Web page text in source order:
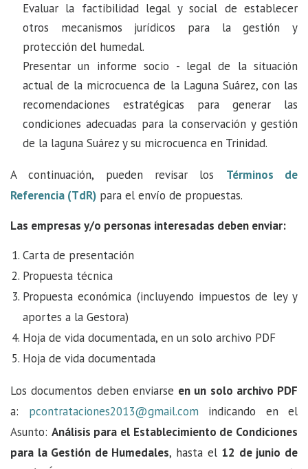
Evaluar la factibilidad legal y social de establecer
otros mecanismos jurídicos para la gestión y
protección del humedal.
Presentar un informe socio - legal de la situación
actual de la microcuenca de la Laguna Suárez, con las
recomendaciones estratégicas para generar las
condiciones adecuadas para la conservación y gestión
de la laguna Suárez y su microcuenca en Trinidad.
A continuación, pueden revisar los Términos de
Referencia (TdR) para el envío de propuestas.
Las empresas y/o personas interesadas deben enviar:
Carta de presentación
Propuesta técnica
Propuesta económica (incluyendo impuestos de ley y
aportes a la Gestora)
Hoja de vida documentada, en un solo archivo PDF
Hoja de vida documentada
Los documentos deben enviarse en un solo archivo PDF
a: pcontrataciones2013@gmail.com indicando en el
Asunto: Análisis para el Establecimiento de Condiciones
para la Gestión de Humedales, hasta el 12 de junio de